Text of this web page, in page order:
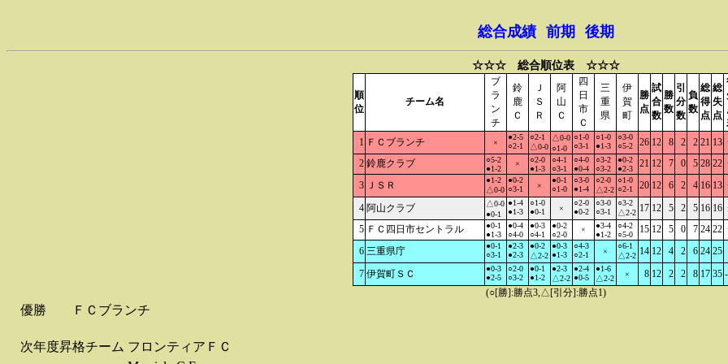
総合成績 前期 後期
☆☆☆ 総合順位表 ☆☆☆
順
位
チーム名
ブ
ラ
ン
チ
鈴
鹿
Ｃ
Ｊ
Ｓ
Ｒ
阿
山
Ｃ
四
日
市
Ｃ
三
重
県
伊
賀
町
勝
点
試
合
数
勝
数
引
分
数
負
数
総
得
点
総
失
点
1 ＦＣブランチ ×
●2-5
○2-1
○2-1
△0-0
△0-0
○1-0
○1-0
○3-1
○1-0
●1-3
○3-0
○5-2
26 12 8 2 2 21 13
2 鈴鹿クラブ
○5-2
●1-2
×
○2-0
●1-3
○4-1
○3-1
○4-0
●0-4
○3-2
○3-2
●0-2
●2-3
21 12 7 0 5 28 22
3 ＪＳＲ
●1-2
△0-0
●0-2
○3-1
×
●0-1
○1-0
○3-0
●1-4
○2-0
△2-2
○1-0
○2-1
20 12 6 2 4 16 13
4 阿山クラブ
△0-0
●0-1
●1-4
●1-3
○1-0
●0-1
×
○2-0
●0-2
○3-0
○3-1
○3-2
△2-2 17 12 5 2 5 16 16
5 ＦＣ四日市セントラル
●0-1
●1-3
●0-4
○4-0
●0-3
○4-1
●0-2
○2-0
×
●3-4
●1-2
○4-2
○5-0
15 12 5 0 7 24 22
6 三重県庁
●0-1
○3-1
●2-3
●2-3
●0-2
△2-2
●0-3
●1-3
○4-3
○2-1
×
○6-1
△2-2 14 12 4 2 6 24 25
7 伊賀町ＳＣ
●0-3
●2-5
○2-0
○3-2
●0-1
●1-2
●2-3
△2-2
●2-4
●0-5
●1-6
△2-2
× 8 12 2 2 8 17 35
(○[勝]:勝点3,△[引分]:勝点1)
優勝 ＦＣブランチ
次年度昇格チーム フロンティアＦＣ